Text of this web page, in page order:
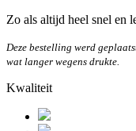
Zo als altijd heel snel en
Deze bestelling werd
wat langer wegens drukte.
Kwaliteit